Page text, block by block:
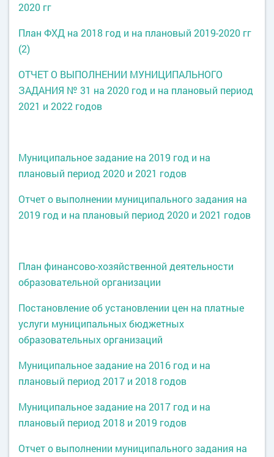
2020 гг
План ФХД на 2018 год и на плановый 2019-2020 гг
(2)
ОТЧЕТ О ВЫПОЛНЕНИИ МУНИЦИПАЛЬНОГО
ЗАДАНИЯ № 31 на 2020 год и на плановый период
2021 и 2022 годов
Муниципальное задание на 2019 год и на
плановый период 2020 и 2021 годов
Отчет о выполнении муниципального задания на
2019 год и на плановый период 2020 и 2021 годов
План финансово-хозяйственной деятельности
образовательной организации
Постановление об установлении цен на платные
услуги муниципальных бюджетных
образовательных организаций
Муниципальное задание на 2016 год и на
плановый период 2017 и 2018 годов
Муниципальное задание на 2017 год и на
плановый период 2018 и 2019 годов
Отчет о выполнении муниципального задания на